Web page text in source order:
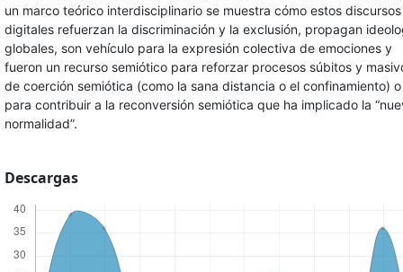
un marco teórico interdisciplinario se muestra cómo estos discursos
digitales refuerzan la discriminación y la exclusión, propagan
globales, son vehículo para la expresión colectiva de emociones y
fueron un recurso semiótico para reforzar procesos súbitos y
de coerción semiótica (como la sana distancia o el confinamiento) o
para contribuir a la reconversión semiótica que ha implicado la
normalidad”.
Descargas